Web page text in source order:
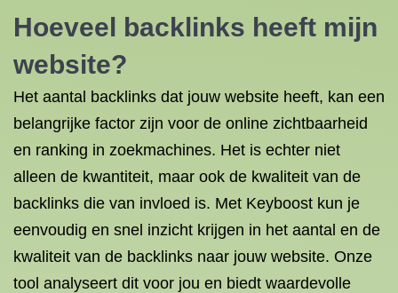
Hoeveel backlinks heeft mijn
website?
Het aantal backlinks dat jouw website heeft, kan een
belangrijke factor zijn voor de online zichtbaarheid
en ranking in zoekmachines. Het is echter niet
alleen de kwantiteit, maar ook de kwaliteit van de
backlinks die van invloed is. Met Keyboost kun je
eenvoudig en snel inzicht krijgen in het aantal en de
kwaliteit van de backlinks naar jouw website. Onze
tool analyseert dit voor jou en biedt waardevolle